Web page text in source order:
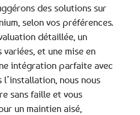
des solutions sur
selon vos préférences.
détaillée, un
et une mise en
intégration parfaite avec
nous nous
sans faille et vous
un maintien aisé,